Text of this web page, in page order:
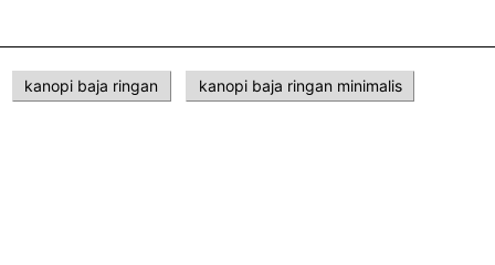
kanopi baja ringan kanopi baja ringan minimalis